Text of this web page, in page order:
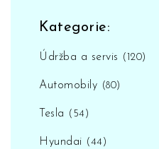
Kategorie:
Údržba a servis (120)
Automobily (80)
Tesla (54)
Hyundai (44)